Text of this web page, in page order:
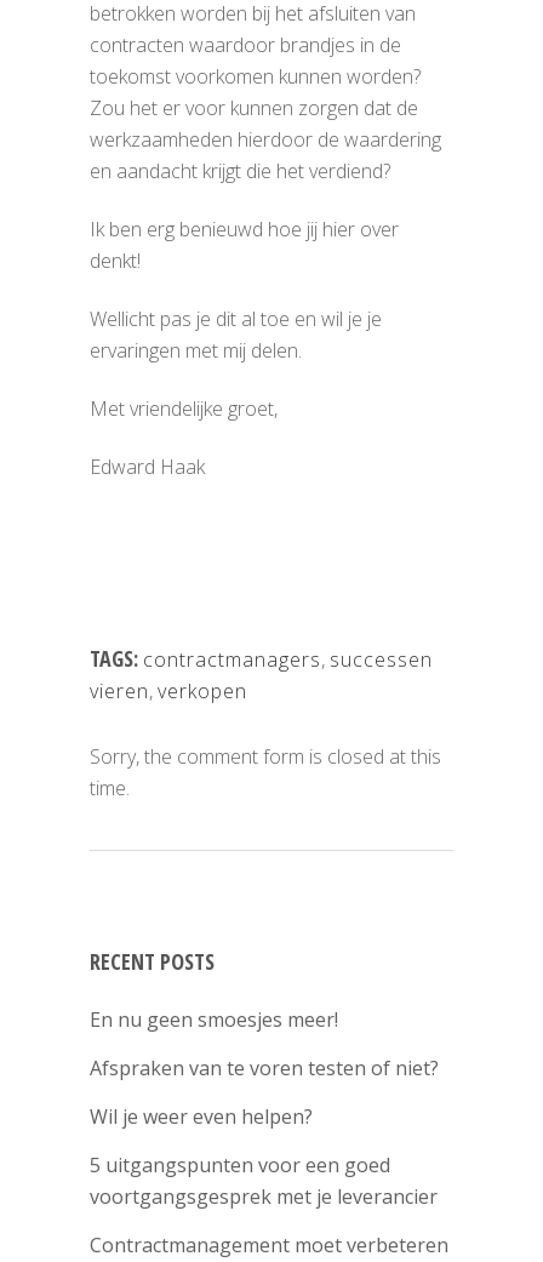
betrokken worden bij het afsluiten van
contracten waardoor brandjes in de
toekomst voorkomen kunnen worden?
Zou het er voor kunnen zorgen dat de
werkzaamheden hierdoor de waardering
en aandacht krijgt die het verdiend?
Ik ben erg benieuwd hoe jij hier over
denkt!
Wellicht pas je dit al toe en wil je je
ervaringen met mij delen.
Met vriendelijke groet,
Edward Haak
TAGS: contractmanagers, successen
vieren,verkopen
Sorry, the comment form is closed at this
time.
RECENT POSTS
En nu geen smoesjes meer!
Afspraken van te voren testen of niet?
Wil je weer even helpen?
5 uitgangspunten voor een goed
voortgangsgesprek met je leverancier
Contractmanagement moet verbeteren